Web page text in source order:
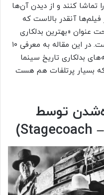
تماشا کنند و از دیدن آن‌ها
آنقدر بالاست که
عنوان «بهترین بدلکاری
فیلم» به آن اختصاص داده شده‌ است. در این مقاله به معرفی ۱۰
بدلکاری تاریخ سینما
که بسیار پرتلفات هم هست
توسط